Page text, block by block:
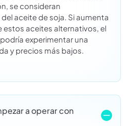
se consideran
aceite de soja. Si aumenta
estos aceites alternativos, el
experimentar una
y precios más bajos.
a operar con